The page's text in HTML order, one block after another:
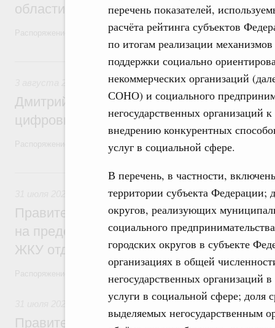
перечень показателей,
расчёта рейтинга субъектов
по итогам реализации механизмов
поддержки социально
некоммерческих организаций
СОНО) и социального
негосударственных организаций
внедрению конкурентных
услуг в социальной сфере.
В перечень, в частности,
территории субъекта
округов, реализующих
социального
городских округов в субъекте
организациях в общей
негосударственных организаций
услуги в социальной сфере; доля
выделяемых негосударственным
области в рамках федерального
Распоряжение от 3 августа 2026 года №2067-р
3 августа, понедельник
Регулирование в сфере торговли.
Дмитрий Григоренко возглавил штаб по
цифровых платформ
Распоряжение от 25 июля 2026 года №1966-р
31 июля, пятница
Социальная поддержка отдельных
Правительство направит регионам
на предоставление мер социальной
ЖКУ отдельным категориям граждан
Бюджеты субъектов Федерации.
Правительство спишет часть